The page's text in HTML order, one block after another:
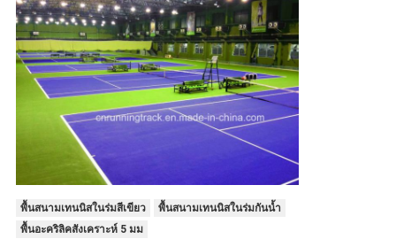
พื้นสนามเทนนิสในร่มสีเขียว
พื้นสนามเทนนิสในร่มกันน้ำ
พื้นอะคริลิคสังเคราะห์ 5 มม